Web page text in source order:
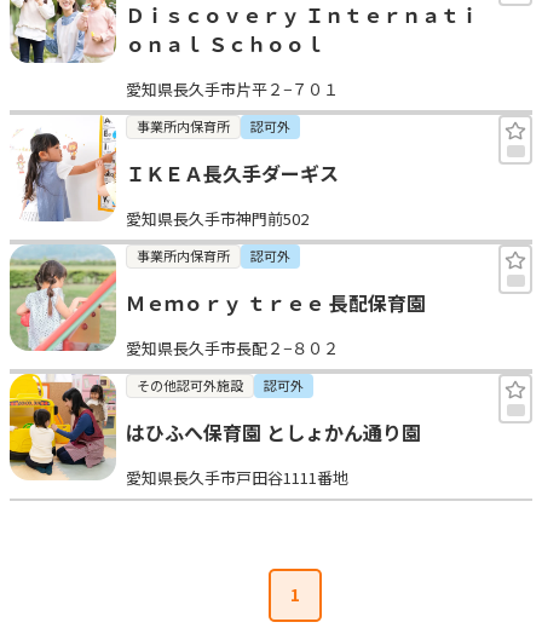
Ｄｉｓｃｏｖｅｒｙ Ｉｎｔｅｒｎａｔｉ
ｏｎａｌ Ｓｃｈｏｏｌ
愛知県長久手市片平２−７０１
事業所内保育所 認可外
ＩＫＥＡ長久手ダーギス
愛知県長久手市神門前502
事業所内保育所 認可外
Ｍｅｍｏｒｙ ｔｒｅｅ 長配保育園
愛知県長久手市長配２−８０２
その他認可外施設 認可外
はひふへ保育園 としょかん通り園
愛知県長久手市戸田谷1111番地
1